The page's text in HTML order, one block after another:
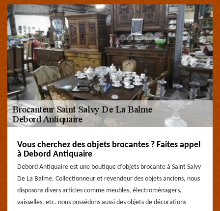
Vous cherchez des objets brocantes ? Faites appel
à Debord Antiquaire
Debord Antiquaire est une boutique d’objets brocante à Saint Salvy
De La Balme. Collectionneur et revendeur des objets anciens, nous
disposons divers articles comme meubles, électroménagers,
vaisselles, etc. nous possédons aussi des objets de décorations